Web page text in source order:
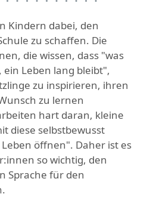
Kindern dabei, den
zu schaffen. Die
die wissen, dass "was
Leben lang bleibt",
zu inspirieren, ihren
zu lernen
hart daran, kleine
diese selbstbewusst
öffnen". Daher ist es
so wichtig, den
Sprache für den